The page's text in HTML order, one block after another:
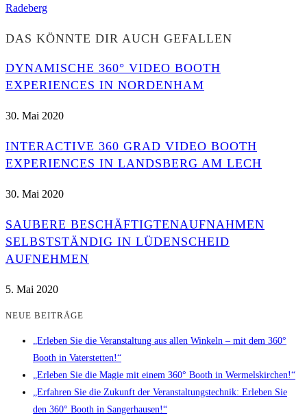
Radeberg
DAS KÖNNTE DIR AUCH GEFALLEN
DYNAMISCHE 360° VIDEO BOOTH
EXPERIENCES IN NORDENHAM
30. Mai 2020
INTERACTIVE 360 GRAD VIDEO BOOTH
EXPERIENCES IN LANDSBERG AM LECH
30. Mai 2020
SAUBERE BESCHÄFTIGTENAUFNAHMEN
SELBSTSTÄNDIG IN LÜDENSCHEID
AUFNEHMEN
5. Mai 2020
NEUE BEITRÄGE
„Erleben Sie die Veranstaltung aus allen Winkeln – mit dem 360°
Booth in Vaterstetten!“
„Erleben Sie die Magie mit einem 360° Booth in Wermelskirchen!“
„Erfahren Sie die Zukunft der Veranstaltungstechnik: Erleben Sie
den 360° Booth in Sangerhausen!“